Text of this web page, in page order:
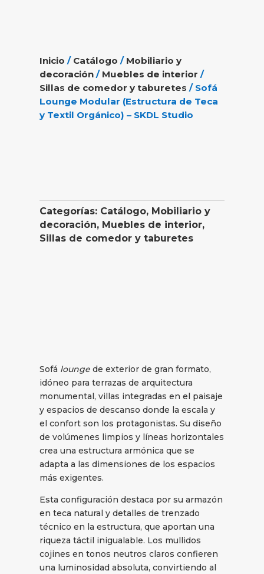
Inicio / Catálogo / Mobiliario y
decoración / Muebles de interior /
Sillas de comedor y taburetes / Sofá
Lounge Modular (Estructura de Teca
y Textil Orgánico) – SKDL Studio
Categorías: Catálogo, Mobiliario y
decoración, Muebles de interior,
Sillas de comedor y taburetes
Sofá lounge de exterior de gran formato,
idóneo para terrazas de arquitectura
monumental, villas integradas en el paisaje
y espacios de descanso donde la escala y
el confort son los protagonistas. Su diseño
de volúmenes limpios y líneas horizontales
crea una estructura armónica que se
adapta a las dimensiones de los espacios
más exigentes.
Esta configuración destaca por su armazón
en teca natural y detalles de trenzado
técnico en la estructura, que aportan una
riqueza táctil inigualable. Los mullidos
cojines en tonos neutros claros confieren
una luminosidad absoluta, convirtiendo al